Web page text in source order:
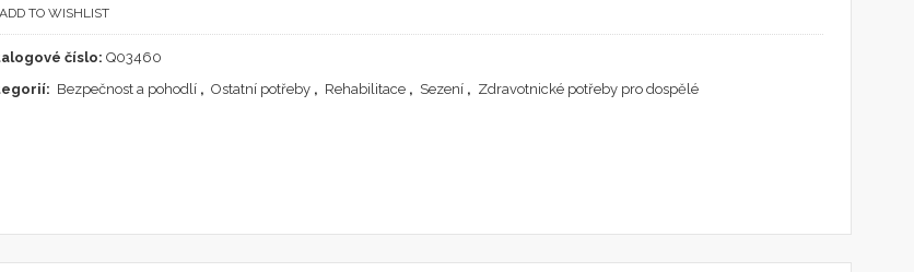
ADD TO WISHLIST
číslo: Q03460
Bezpečnost a pohodlí , Ostatní potřeby , Rehabilitace , Sezení , Zdravotnické potřeby pro dospělé